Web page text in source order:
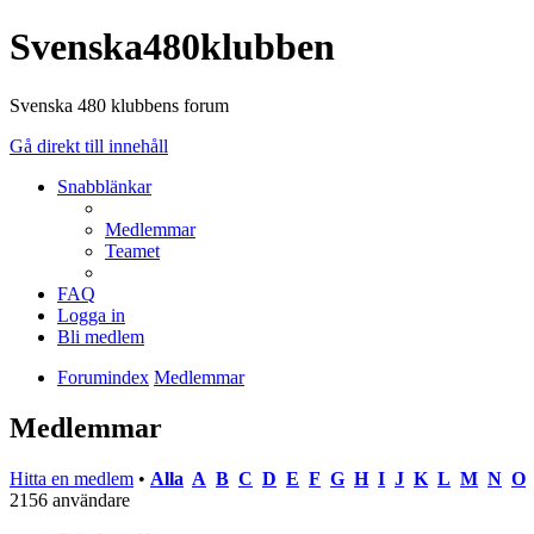
Svenska480klubben
Svenska 480 klubbens forum
Gå direkt till innehåll
Snabblänkar
Medlemmar
Teamet
FAQ
Logga in
Bli medlem
Forumindex Medlemmar
Medlemmar
Hitta en medlem • Alla A B C D E F G H I J K L M N O
2156 användare